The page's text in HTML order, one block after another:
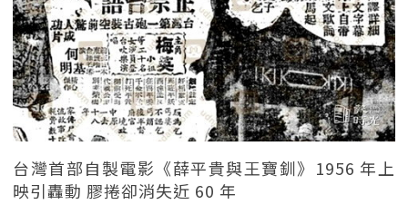
台灣首部自製電影《薛平貴與王寶釧》1956 年上
映引轟動 膠捲卻消失近 60 年